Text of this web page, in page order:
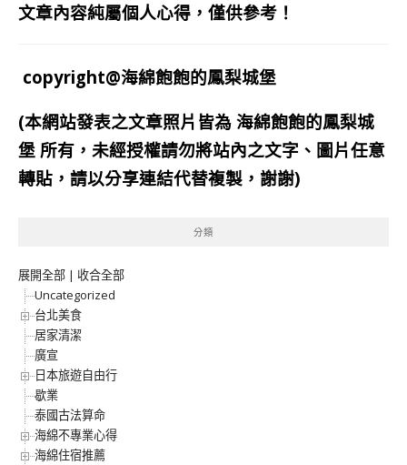
文章內容純屬個人心得，僅供參考！
copyright@海綿飽飽的鳳梨城堡
(本網站發表之文章照片皆為 海綿飽飽的鳳梨城
堡 所有，未經授權請勿將站內之文字、圖片任意
轉貼，請以分享連結代替複製，謝謝)
分類
展開全部 | 收合全部
Uncategorized
台北美食
居家清潔
廣宣
日本旅遊自由行
歇業
泰國古法算命
海綿不專業心得
海綿住宿推薦